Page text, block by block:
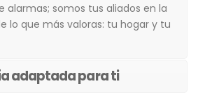
alarmas; somos tus aliados en la
lo que más valoras: tu hogar y tu
adaptada para ti